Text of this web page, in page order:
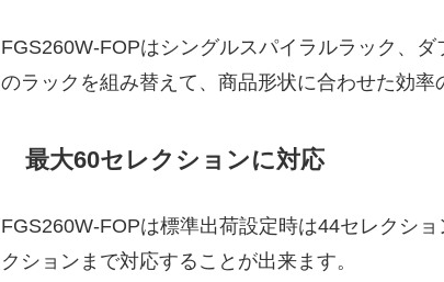
FGS260W-FOPはシングルスパイラルラック、
のラックを組み替えて、商品形状に合わせた効率
最大60セレクションに対応
FGS260W-FOPは標準出荷設定時は44セレクシ
クションまで対応することが出来ます。